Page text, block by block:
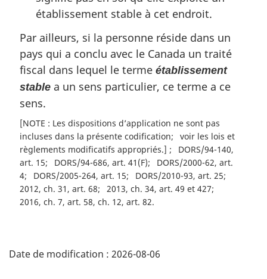
établissement stable à cet endroit.
Par ailleurs, si la personne réside dans un
pays qui a conclu avec le Canada un traité
fiscal dans lequel le terme établissement
stable a un sens particulier, ce terme a ce
sens.
[NOTE : Les dispositions d’application ne sont pas
incluses dans la présente codification
voir les lois et
règlements modificatifs appropriés.]
DORS/94-140,
art. 15
DORS/94-686, art. 41(F)
DORS/2000-62, art.
4
DORS/2005-264, art. 15
DORS/2010-93, art. 25
2012, ch. 31, art. 68
2013, ch. 34, art. 49 et 427
2016, ch. 7, art. 58, ch. 12, art. 82
é
Date de modification : 2026-08-06